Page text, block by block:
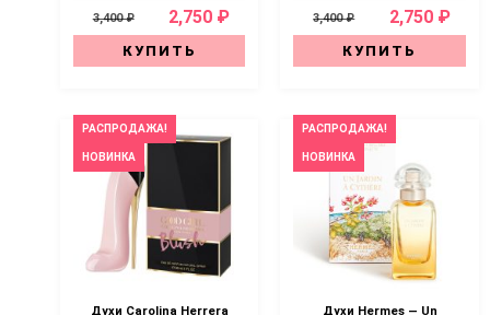
3,400 ₽ 2,750 ₽
КУПИТЬ
3,400 ₽ 2,750 ₽
КУПИТЬ
РАСПРОДАЖА!
НОВИНКА
Духи Carolina Herrera
РАСПРОДАЖА!
НОВИНКА
Духи Hermes — Un